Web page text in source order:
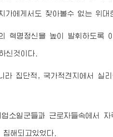
가에게서도 찾아볼수 없는 위대
혁명정신을 높이 발휘하도록
신것이다.
라 집단적, 국가적견지에서 실
소일군들과 근로자들속에서
해되고있었다.